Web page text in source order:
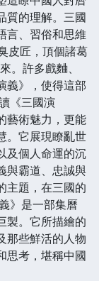
質的理解。三國
言、習俗和思維
皮匠，頂個諸葛
。許多戲麯、
義》，使得這部
《三國演
藝術魅力，更能
。它展現瞭亂世
及個人命運的沉
與霸道、忠誠與
主題，在三國的
》是一部集曆
製。它所描繪的
那些鮮活的人物
思考，堪稱中國